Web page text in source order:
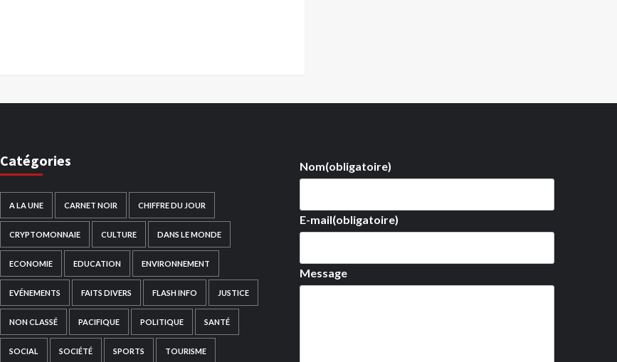
Catégories
A LA UNE CARNET NOIR CHIFFRE DU JOUR
CRYPTOMONNAIE CULTURE DANS LE MONDE
ECONOMIE EDUCATION ENVIRONNEMENT
EVÉNEMENTS FAITS DIVERS FLASH INFO JUSTICE
NON CLASSÉ PACIFIQUE POLITIQUE SANTÉ
SOCIAL SOCIÉTÉ SPORTS TOURISME
Nom(obligatoire)
E-mail(obligatoire)
Message